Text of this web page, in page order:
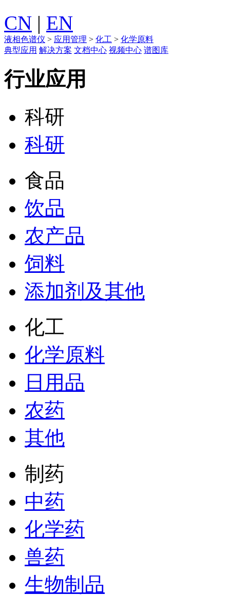
CN | EN
液相色谱仪 > 应用管理 > 化工 > 化学原料
典型应用 解决方案 文档中心 视频中心 谱图库
行业应用
科研
科研
食品
饮品
农产品
饲料
添加剂及其他
化工
化学原料
日用品
农药
其他
制药
中药
化学药
兽药
生物制品